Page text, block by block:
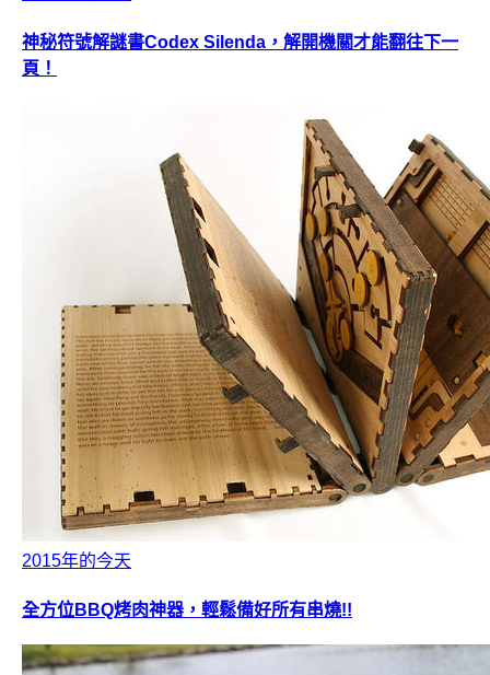
神秘符號解謎書Codex Silenda，解開機關才能翻往下一
頁！
2015年的今天
全方位BBQ烤肉神器，輕鬆備好所有串燒!!